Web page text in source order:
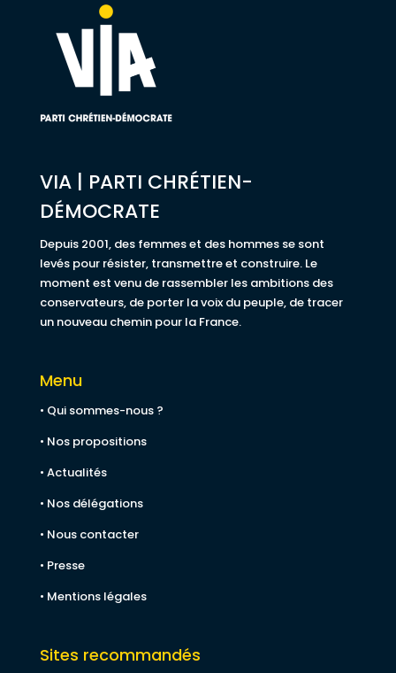
VIA | PARTI CHRÉTIEN-
DÉMOCRATE
Depuis 2001, des femmes et des hommes se sont
levés pour résister, transmettre et construire. Le
moment est venu de rassembler les ambitions des
conservateurs, de porter la voix du peuple, de tracer
un nouveau chemin pour la France.
Menu
• Qui sommes-nous ?
• Nos propositions
• Actualités
• Nos délégations
• Nous contacter
• Presse
• Mentions légales
Sites recommandés